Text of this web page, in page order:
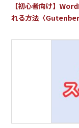
【初心者向け】
れる方法〈